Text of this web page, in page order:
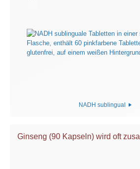
NADH sublingual
Ginseng (90 Kapseln) wird oft